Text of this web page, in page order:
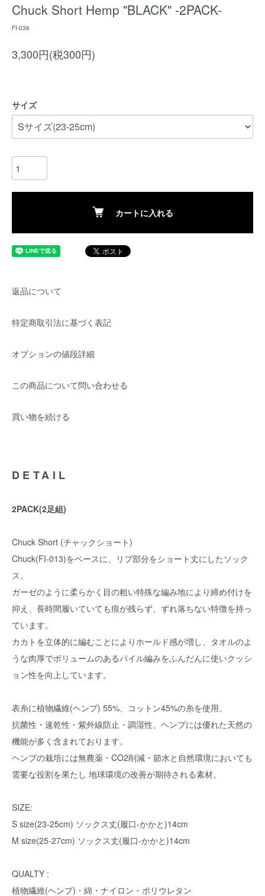
Chuck Short Hemp "BLACK" -2PACK-
FI-036
3,300円(税300円)
サイズ
カートに入れる
返品について
特定商取引法に基づく表記
オプションの値段詳細
この商品について問い合わせる
買い物を続ける
DETAIL
2PACK(2足組)
Chuck Short (チャックショート)
Chuck(FI-013)をベースに、リブ部分をショート丈にしたソック
ス。
ガーゼのように柔らかく目の粗い特殊な編み地により締め付けを
抑え、長時間履いていても痕が残らず、ずれ落ちない特徴を持っ
ています。
カカトを立体的に編むことによりホールド感が増し、タオルのよ
うな肉厚でボリュームのあるパイル編みをふんだんに使いクッシ
ョン性を向上しています。
表糸に植物繊維(ヘンプ) 55%、コットン45%の糸を使用。
抗菌性・速乾性・紫外線防止・調湿性、ヘンプには優れた天然の
機能が多く含まれております。
ヘンプの栽培には無農薬・CO2削減・節水と自然環境においても
需要な役割を果たし 地球環境の改善が期待される素材。
SIZE:
S size(23-25cm) ソックス丈(履口-かかと)14cm
M size(25-27cm) ソックス丈(履口-かかと)14cm
QUALTY :
植物繊維(ヘンプ)・綿・ナイロン・ポリウレタン